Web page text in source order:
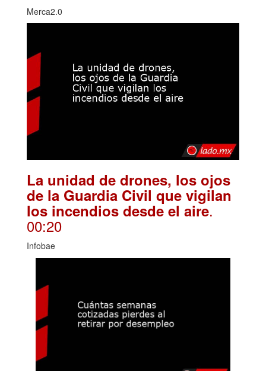
Merca2.0
La unidad de drones, los ojos
de la Guardia Civil que vigilan
los incendios desde el aire.
00:20
Infobae